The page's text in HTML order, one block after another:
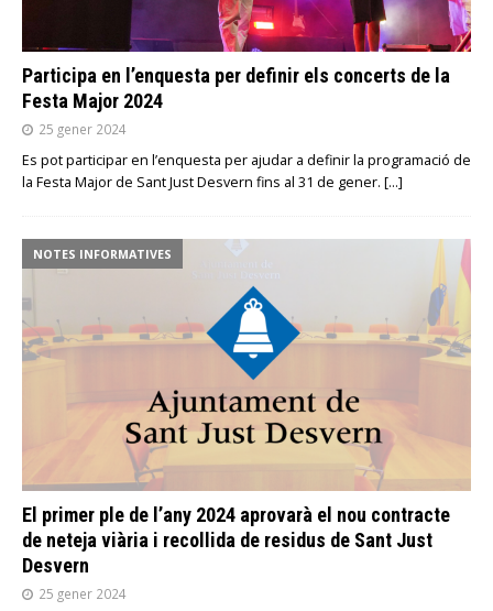
Participa en l’enquesta per definir els concerts de la
Festa Major 2024
25 gener 2024
Es pot participar en l’enquesta per ajudar a definir la programació de
la Festa Major de Sant Just Desvern fins al 31 de gener. […]
NOTES INFORMATIVES
El primer ple de l’any 2024 aprovarà el nou contracte
de neteja viària i recollida de residus de Sant Just
Desvern
25 gener 2024